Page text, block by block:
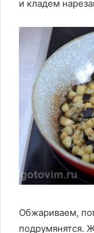
и кладем
Обжариваем,
подрумянятся.